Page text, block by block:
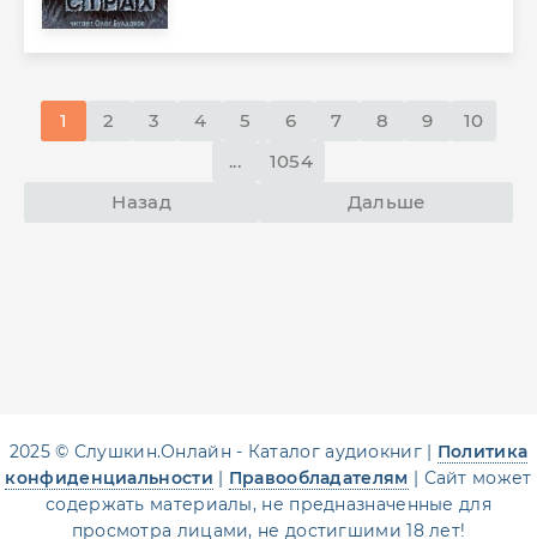
Назад
1 2 3 4 5 6 7 8 9
10
...
1054
Дальше
2025 © Слушкин.Онлайн - Каталог аудиокниг | Политика
конфиденциальности | Правообладателям | Сайт может
содержать материалы, не предназначенные для
просмотра лицами, не достигшими 18 лет!